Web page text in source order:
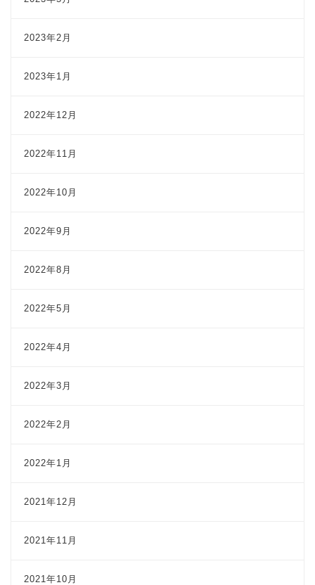
2023年2月
2023年1月
2022年12月
2022年11月
2022年10月
2022年9月
2022年8月
2022年5月
2022年4月
2022年3月
2022年2月
2022年1月
2021年12月
2021年11月
2021年10月